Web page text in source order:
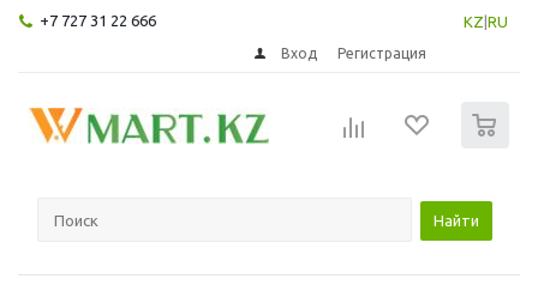
+7 727 31 22 666 KZ RU
Вход Регистрация
Найти